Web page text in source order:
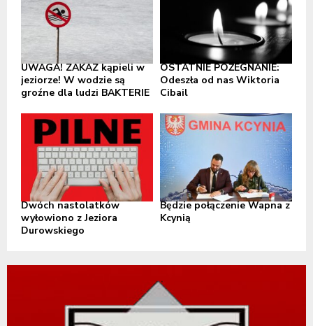
UWAGA! ZAKAZ kąpieli w
jeziorze! W wodzie są
groźne dla ludzi BAKTERIE
OSTATNIE POŻEGNANIE:
Odeszła od nas Wiktoria
Cibail
Dwóch nastolatków
wyłowiono z Jeziora
Durowskiego
Będzie połączenie Wapna z
Kcynią